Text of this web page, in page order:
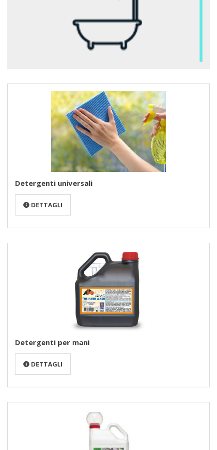
Detergenti universali
DETTAGLI
Detergenti per mani
DETTAGLI